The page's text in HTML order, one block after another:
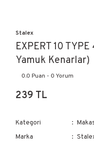
Stalex
EXPERT 10 TYPE
Yamuk Kenarlar)
0.0 Puan - 0 Yorum
239 TL
Kategori
Marka